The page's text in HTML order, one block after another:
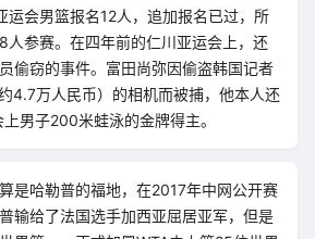
运会男篮报名12人，追加报名已过，所
人参赛。在四年前的仁川亚运会上，还
偷窃的事件。富田尚弥因偷盗韩国记者
4.7万人民币）的相机而被捕，他本人还
男子200米蛙泳的金牌得主。
是哈勒普的福地，在2017年中网公开赛
输给了法国选手加西亚屈居亚军，但是